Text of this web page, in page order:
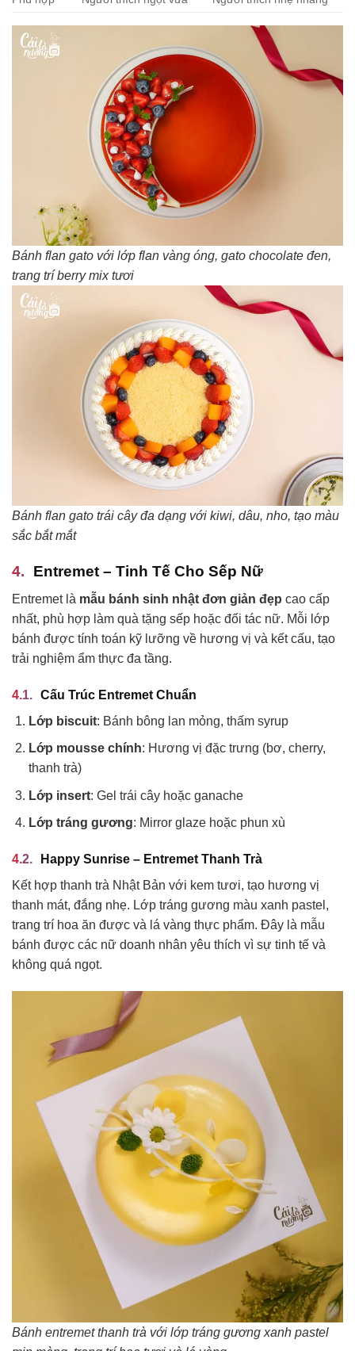
Bánh flan gato với lớp flan vàng óng, gato chocolate đen,
trang trí berry mix tươi
Bánh flan gato trái cây đa dạng với kiwi, dâu, nho, tạo màu
sắc bắt mắt
Entremet – Tinh Tế Cho Sếp Nữ
Entremet là mẫu bánh sinh nhật đơn giản đẹp cao cấp
nhất, phù hợp làm quà tặng sếp hoặc đối tác nữ. Mỗi lớp
bánh được tính toán kỹ lưỡng về hương vị và kết cấu, tạo
trải nghiệm ẩm thực đa tầng.
Cấu Trúc Entremet Chuẩn
Lớp biscuit: Bánh bông lan mỏng, thấm syrup
Lớp mousse chính: Hương vị đặc trưng (bơ, cherry,
thanh trà)
Lớp insert: Gel trái cây hoặc ganache
Lớp tráng gương: Mirror glaze hoặc phun xù
Happy Sunrise – Entremet Thanh Trà
Kết hợp thanh trà Nhật Bản với kem tươi, tạo hương vị
thanh mát, đắng nhẹ. Lớp tráng gương màu xanh pastel,
trang trí hoa ăn được và lá vàng thực phẩm. Đây là mẫu
bánh được các nữ doanh nhân yêu thích vì sự tinh tế và
không quá ngọt.
Bánh entremet thanh trà với lớp tráng gương xanh pastel